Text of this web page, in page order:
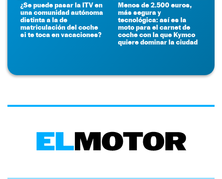
¿Se puede pasar la ITV en
una comunidad autónoma
distinta a la de
matriculación del coche
si te toca en vacaciones?
Menos de 2.500 euros,
más segura y
tecnológica: así es la
moto para el carnet de
coche con la que Kymco
quiere dominar la ciudad